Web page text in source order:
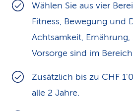
Wählen Sie aus vier
Fitness, Bewegung und
Achtsamkeit,
Vorsorge sind im
Zusätzlich bis zu CHF
alle 2 Jahre.